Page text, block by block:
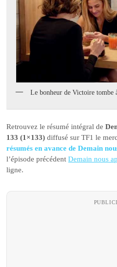
Le bonheur de Victoire tombe
Retrouvez le résumé intégral de
133 (1×133)diffusé sur TF1 le
résumés en avance de Demain
l’épisode précédentDemain nous
ligne.